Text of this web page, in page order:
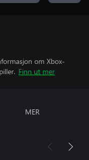
om Xbox-
Finn ut mer
MER